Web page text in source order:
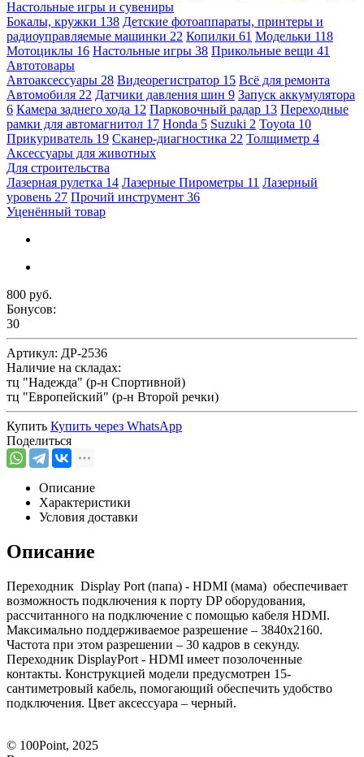
Настольные игры и сувениры
Бокалы, кружки 138 Детские фотоаппараты, принтеры и
радиоуправляемые машинки 22 Копилки 61 Модельки 118
Мотоциклы 16 Настольные игры 38 Прикольные вещи 41
Автотовары
Автоаксессуары 28 Видеорегистратор 15 Всё для ремонта
Автомобиля 22 Датчики давления шин 9 Запуск аккумулятора
6 Камера заднего хода 12 Парковочный радар 13 Переходные
рамки для автомагнитол 17 Honda 5 Suzuki 2 Toyota 10
Прикуриватель 19 Сканер-диагностика 22 Толщиметр 4
Аксессуары для животных
Для строительства
Лазерная рулетка 14 Лазерные Пирометры 11 Лазерный
уровень 27 Прочий инструмент 36
Уценённый товар
800 руб.
Бонусов:
30
Артикул: ДР-2536
Наличие на складах:
тц "Надежда" (р-н Спортивной)
тц "Европейский" (р-н Второй речки)
Купить Купить через WhatsApp
Поделиться
Описание
Характеристики
Условия доставки
Описание
Переходник Display Port (папа) - HDMI (мама) обеспечивает
возможность подключения к порту DP оборудования,
рассчитанного на подключение с помощью кабеля HDMI.
Максимально поддерживаемое разрешение – 3840x2160.
Частота при этом разрешении – 30 кадров в секунду.
Переходник DisplayPort - HDMI имеет позолоченные
контакты. Конструкцией модели предусмотрен 15-
сантиметровый кабель, помогающий обеспечить удобство
подключения. Цвет аксессуара – черный.
© 100Point, 2025